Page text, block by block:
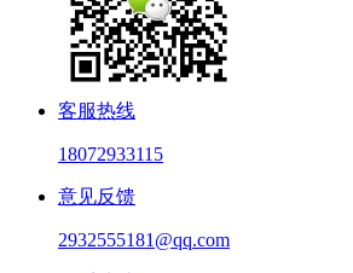
客服热线
18072933115
意见反馈
2932555181@qq.com